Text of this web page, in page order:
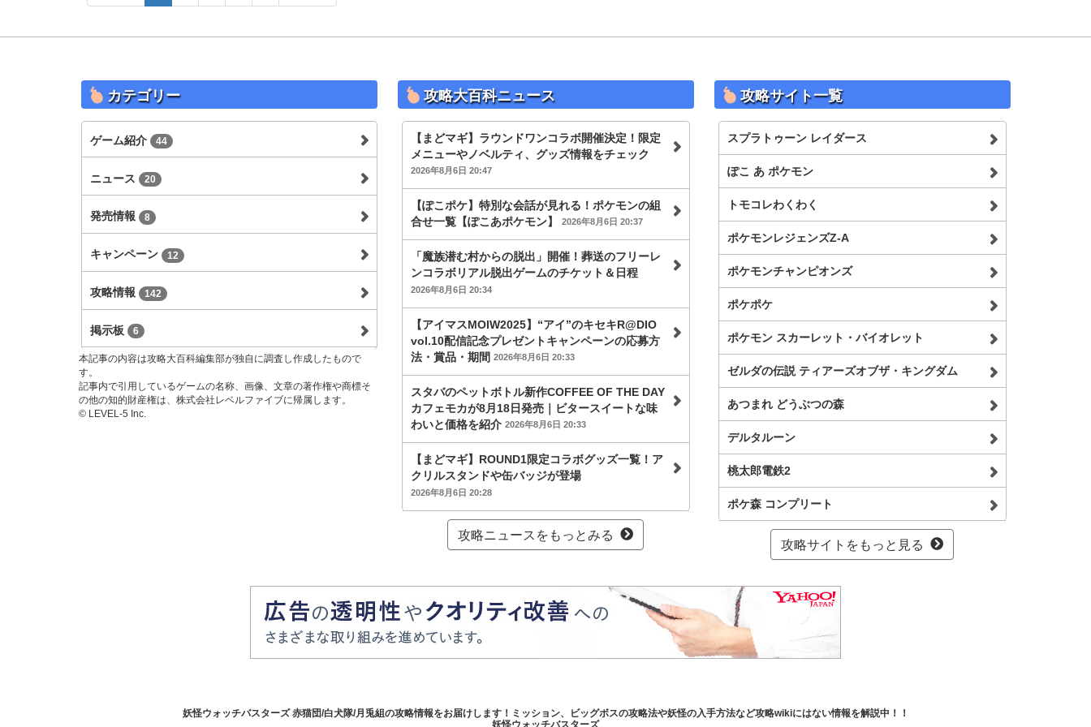
カテゴリー
ゲーム紹介 44
ニュース 20
発売情報 8
キャンペーン 12
攻略情報 142
掲示板 6
本記事の内容は攻略大百科編集部が独自に調査し作成したもので
す。
記事内で引用しているゲームの名称、画像、文章の著作権や商標そ
の他の知的財産権は、株式会社レベルファイブに帰属します。
© LEVEL-5 Inc.
攻略大百科ニュース
【まどマギ】ラウンドワンコラボ開催決定！限定
メニューやノベルティ、グッズ情報をチェック
2026年8月6日 20:47
【ぽこポケ】特別な会話が見れる！ポケモンの組
合せ一覧【ぽこあポケモン】
2026年8月6日 20:37
「魔族潜む村からの脱出」開催！葬送のフリーレ
ンコラボリアル脱出ゲームのチケット＆日程
2026年8月6日 20:34
【アイマスMOIW2025】“アイ”のキセキR@DIO
vol.10配信記念プレゼントキャンペーンの応募方
法・賞品・期間 2026年8月6日 20:33
スタバのペットボトル新作COFFEE OF THE DAY
カフェモカが8月18日発売｜ビタースイートな味
わいと価格を紹介 2026年8月6日 20:33
【まどマギ】ROUND1限定コラボグッズ一覧！ア
クリルスタンドや缶バッジが登場
2026年8月6日 20:28
攻略ニュースをもっとみる
攻略サイト一覧
スプラトゥーン レイダース
ぽこ あ ポケモン
トモコレわくわく
ポケモンレジェンズZ-A
ポケモンチャンピオンズ
ポケポケ
ポケモン スカーレット・バイオレット
ゼルダの伝説 ティアーズオブザ・キングダム
あつまれ どうぶつの森
デルタルーン
桃太郎電鉄2
ポケ森 コンプリート
攻略サイトをもっと見る
妖怪ウォッチバスターズ 赤猫団/白犬隊/月兎組の攻略情報をお届けします！ミッション、ビッグボスの攻略法や妖怪の入手方法など攻略wikiにはない情報を解説中！！